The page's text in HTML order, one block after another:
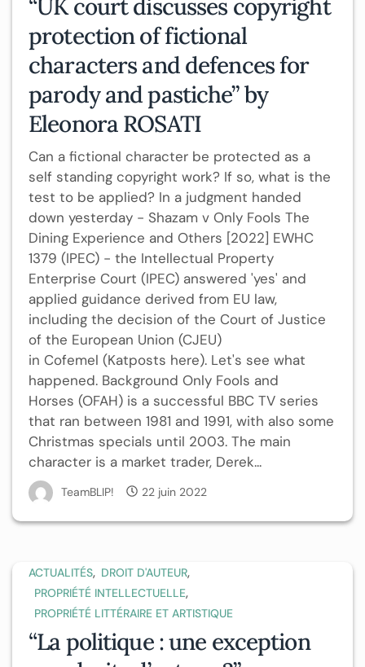
“UK court discusses copyright
protection of fictional
characters and defences for
parody and pastiche” by
Eleonora ROSATI
Can a fictional character be protected as a
self standing copyright work? If so, what is the
test to be applied? In a judgment handed
down yesterday - Shazam v Only Fools The
Dining Experience and Others [2022] EWHC
1379 (IPEC) - the Intellectual Property
Enterprise Court (IPEC) answered 'yes' and
applied guidance derived from EU law,
including the decision of the Court of Justice
of the European Union (CJEU)
in Cofemel (Katposts here). Let's see what
happened. Background Only Fools and
Horses (OFAH) is a successful BBC TV series
that ran between 1981 and 1991, with also some
Christmas specials until 2003. The main
character is a market trader, Derek...
TeamBLIP! 22 juin 2022
ACTUALITÉS, DROIT D'AUTEUR,
PROPRIÉTÉ INTELLECTUELLE,
PROPRIÉTÉ LITTÉRAIRE ET ARTISTIQUE
“La politique : une exception